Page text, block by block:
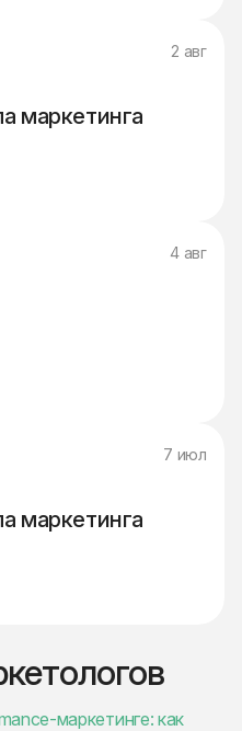
2 авг
маркетинга
4 авг
7 июл
маркетинга
маркетинге: как